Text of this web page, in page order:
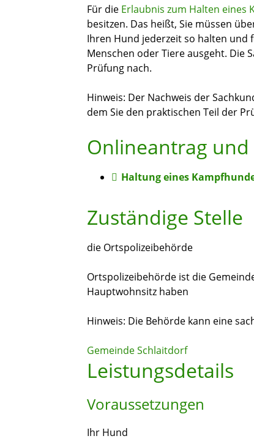
Für die Erlaubnis zum Halten eines
besitzen. Das heißt, Sie müssen
Ihren Hund jederzeit so halten und
Menschen oder Tiere ausgeht. Die
Prüfung nach.
Hinweis: Der Nachweis der
dem Sie den praktischen Teil der
Onlineantrag
Haltung eines
Zuständige Stelle
die Ortspolizeibehörde
Ortspolizeibehörde ist die
Hauptwohnsitz haben
Hinweis: Die Behörde kann eine
Gemeinde Schlaitdorf
Leistungsdetails
Voraussetzungen
Ihr Hund